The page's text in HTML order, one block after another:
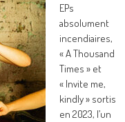
EPs
absolument
incendiaires,
« A Thousand
Times » et
« Invite me,
kindly » sortis
en 2023, l’un